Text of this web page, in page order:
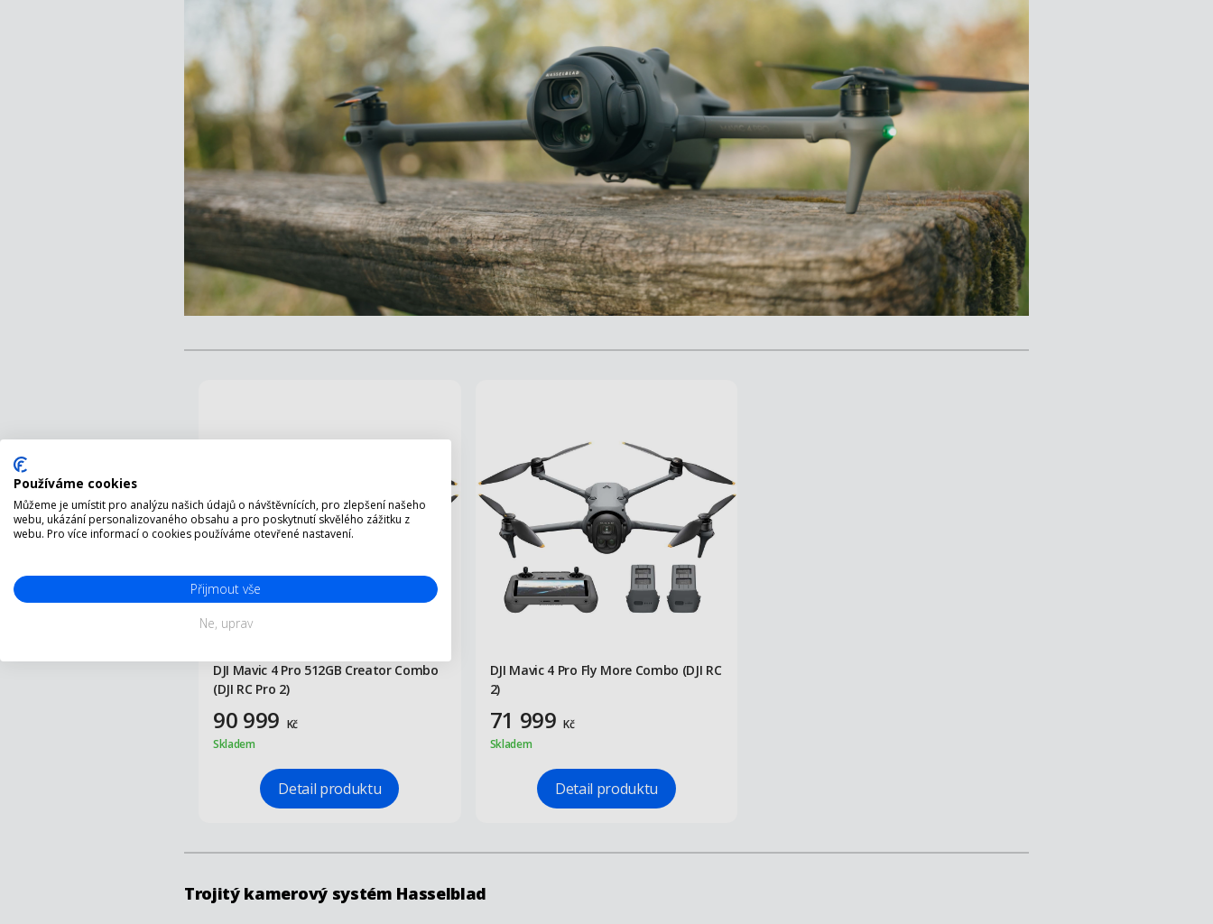
DJI Mavic 4 Pro 512GB Creator Combo
(DJI RC Pro 2)
90 999 Kč
Skladem
Detail produktu
DJI Mavic 4 Pro Fly More Combo (DJI RC
2)
71 999 Kč
Skladem
Detail produktu
Trojitý kamerový systém Hasselblad
Používáme cookies
Můžeme je umístit pro analýzu našich údajů o návštěvnících, pro zlepšení našeho
webu, ukázání personalizovaného obsahu a pro poskytnutí skvělého zážitku z
webu. Pro více informací o cookies používáme otevřené nastavení.
Přijmout vše
Ne, uprav